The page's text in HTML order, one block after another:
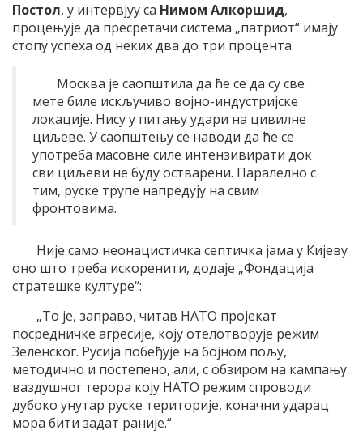
Постол, у интервјуу са Нимом Алкоршид,
процењује да пресретачи система „патриот“ имају
стопу успеха од неких два до три процента.
Москва је саопштила да ће се да су све
мете биле искључиво војно-индустријске
локације. Нису у питању удари на цивилне
циљеве. У саопштењу се наводи да ће се
употреба масовне силе интензивирати док
сви циљеви не буду остварени. Паралелно с
тим, руске трупе напредују на свим
фронтовима.
Није само неонацистичка септичка јама у Кијеву
оно што треба искоренити, додаје „Фондација
стратешке културе“:
„То је, заправо, читав НАТО пројекат
посредничке агресије, коју отелотворује режим
Зеленског. Русија побеђује на бојном пољу,
методично и постепено, али, с обзиром на кампању
ваздушног терора коју НАТО режим спроводи
дубоко унутар руске територије, коначни ударац
мора бити задат раније.“